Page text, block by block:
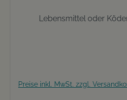
Lebensmittel oder
Preise inkl. MwSt. zzgl.